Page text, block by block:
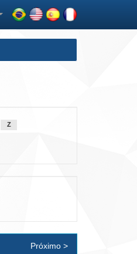
Z
Próximo >